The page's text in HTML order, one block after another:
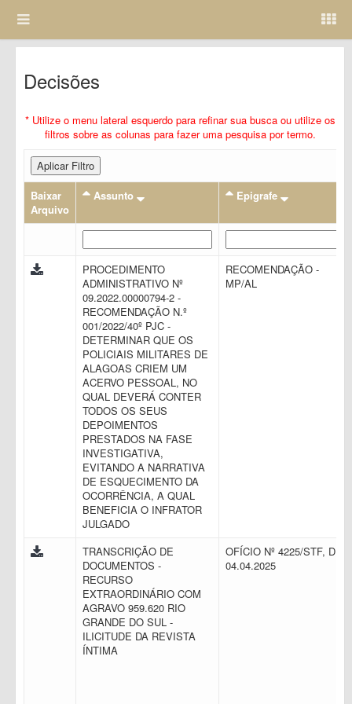
Decisões
* Utilize o menu lateral esquerdo para refinar sua busca ou utilize os
filtros sobre as colunas para fazer uma pesquisa por termo.
Aplicar Filtro
Baixar
Arquivo
Assunto Epigrafe
PROCEDIMENTO
ADMINISTRATIVO Nº
09.2022.00000794-2 -
RECOMENDAÇÃO N.º
001/2022/40º PJC -
DETERMINAR QUE OS
POLICIAIS MILITARES DE
ALAGOAS CRIEM UM
ACERVO PESSOAL, NO
QUAL DEVERÁ CONTER
TODOS OS SEUS
DEPOIMENTOS
PRESTADOS NA FASE
INVESTIGATIVA,
EVITANDO A NARRATIVA
DE ESQUECIMENTO DA
OCORRÊNCIA, A QUAL
BENEFICIA O INFRATOR
JULGADO
RECOMENDAÇÃO -
MP/AL
TRANSCRIÇÃO DE
DOCUMENTOS -
RECURSO
EXTRAORDINÁRIO COM
AGRAVO 959.620 RIO
GRANDE DO SUL -
ILICITUDE DA REVISTA
ÍNTIMA
OFÍCIO Nº 4225/STF, DE
04.04.2025